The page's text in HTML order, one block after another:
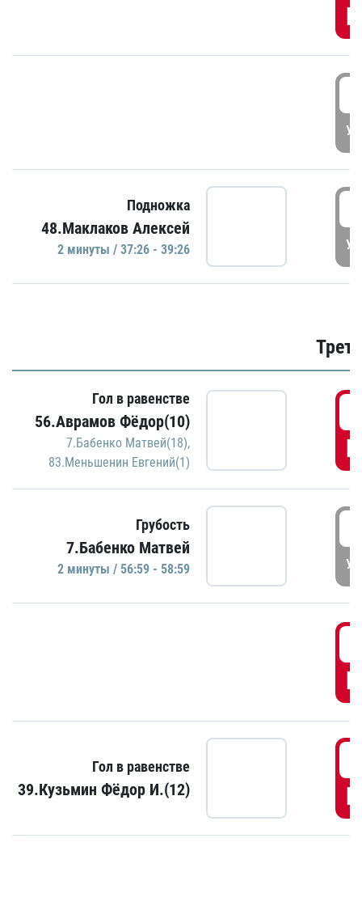
Подножка
48.Маклаков Алексей
2 минуты / 37:26 - 39:26
Гол в равенстве
56.Аврамов Фёдор(10)
7.Бабенко Матвей(18),
83.Меньшенин Евгений(1)
Грубость
7.Бабенко Матвей
2 минуты / 56:59 - 58:59
Гол в равенстве
39.Кузьмин Фёдор И.(12)